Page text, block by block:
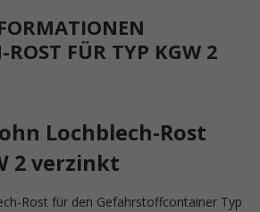
ROST FÜR TYP KGW 2
Lochblech-Rost
2 verzinkt
Rost für den Gefahrstoffcontainer Typ